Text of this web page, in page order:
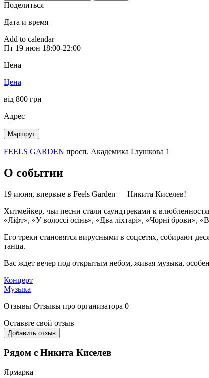
Поделиться
Дата и время
Add to calendar
Пт 19 июн 18:00-22:00
Цена
Цена
від 800 грн
Адрес
Маршрут
FEELS GARDEN просп. Академика Глушкова 1
О событии
19 июня, впервые в Feels Garden — Никита Киселев!
Хитмейкер, чьи песни стали саундтреками к
«Ліфт», «У волоссі осінь», «Два ліхтарі», «Чорні брови»,
Его треки становятся вирусными в соцсетях, собирают
танца.
Вас ждет вечер под открытым небом, живая музыка,
Концерт
Музыка
Отзывы Отзывы про организатора 0
Оставьте свой отзыв
Добавить отзыв
Рядом с Никита Киселев
Ярмарка